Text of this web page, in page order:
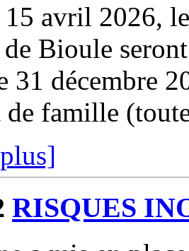
avril 2026,
Bioule
31 décembre
famille
RISQUES